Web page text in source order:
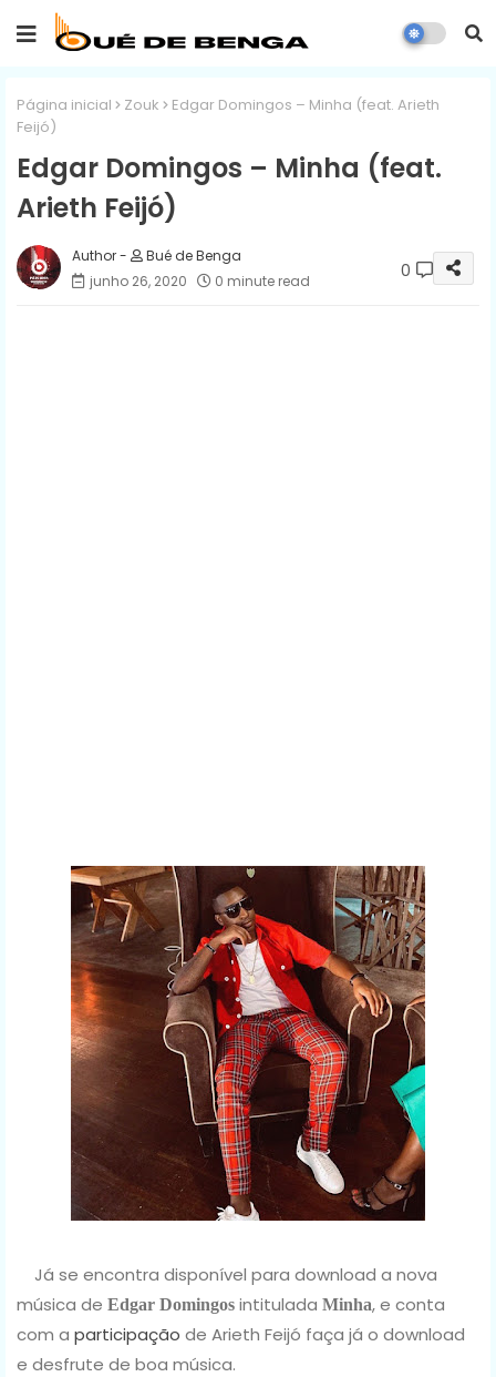
Página inicial Zouk
Edgar Domingos – Minha (feat. Arieth
Feijó)
Edgar Domingos – Minha (feat.
Arieth Feijó)
Bué de Benga
junho 26, 2020
0 minute read 0
Já se encontra disponível para download a nova
música de Edgar Domingos intitulada Minha, e conta
com a participação de Arieth Feijó faça já o download
e desfrute de boa música.